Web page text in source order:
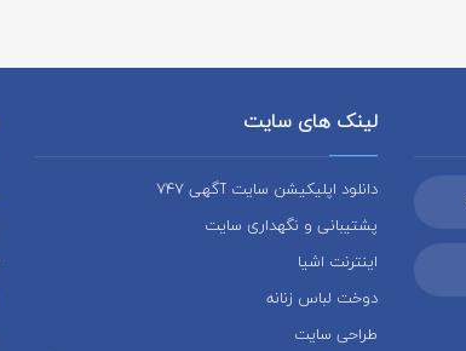
لینک های سایت
دانلود اپلیکیشن سایت آگهی 747
پشتیبانی و نگهداری سایت
اینترنت اشیا
دوخت لباس زنانه
طراحی سایت